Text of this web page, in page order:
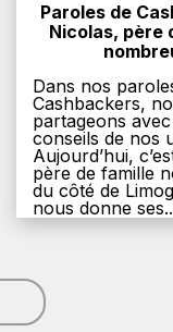
Paroles de
Nicolas, père
Dans nos
Cashbackers,
partageons
conseils de nos
Aujourd’hui,
père de famille
du côté de
nous donne